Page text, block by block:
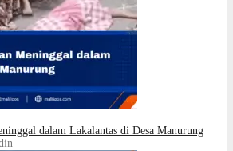
dalam Lakalantas di Desa Manurung